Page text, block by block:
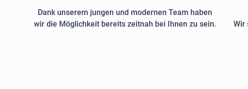
Dank unserem jungen und modernen Team haben
wir die Möglichkeit bereits zeitnah bei Ihnen zu sein.
Wir